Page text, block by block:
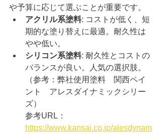
や予算に応じて選ぶことが重要です。
アクリル系塗料: コストが低く、短
期的な塗り替えに最適。耐久性は
やや低い。
シリコン系塗料: 耐久性とコストの
バランスが良い。人気の選択肢。
（参考：弊社使用塗料　関西ペイ
ント　アレスダイナミックシリー
ズ）
参考URL：
https://www.kansai.co.jp/alesdynam